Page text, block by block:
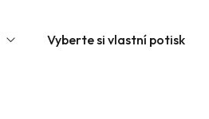
Vyberte si vlastní potisk